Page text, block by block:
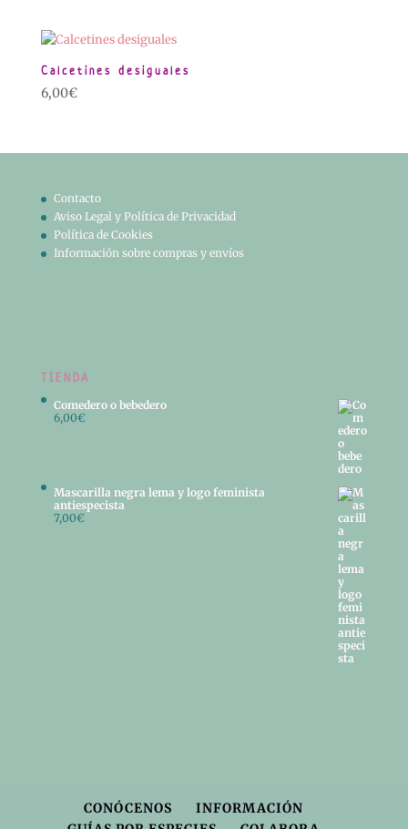
Calcetines desiguales
6,00€
Contacto
Aviso Legal y Política de Privacidad
Política de Cookies
Información sobre compras y envíos
TIENDA
Comedero o bebedero
6,00€
Mascarilla negra lema y logo feminista
antiespecista
7,00€
CONÓCENOS
INFORMACIÓN